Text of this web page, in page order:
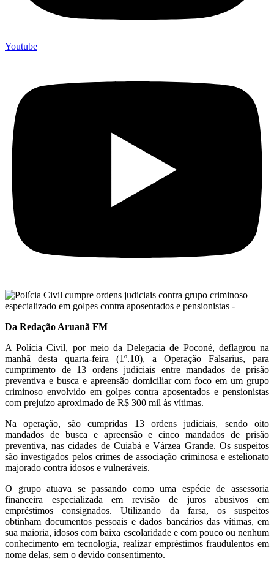
Youtube
Da Redação Aruanã FM
A Polícia Civil, por meio da Delegacia de Poconé, deflagrou na
manhã desta quarta-feira (1º.10), a Operação Falsarius, para
cumprimento de 13 ordens judiciais entre mandados de prisão
preventiva e busca e apreensão domiciliar com foco em um grupo
criminoso envolvido em golpes contra aposentados e pensionistas
com prejuízo aproximado de R$ 300 mil às vítimas.
Na operação, são cumpridas 13 ordens judiciais, sendo oito
mandados de busca e apreensão e cinco mandados de prisão
preventiva, nas cidades de Cuiabá e Várzea Grande. Os suspeitos
são investigados pelos crimes de associação criminosa e estelionato
majorado contra idosos e vulneráveis.
O grupo atuava se passando como uma espécie de assessoria
financeira especializada em revisão de juros abusivos em
empréstimos consignados. Utilizando da farsa, os suspeitos
obtinham documentos pessoais e dados bancários das vítimas, em
sua maioria, idosos com baixa escolaridade e com pouco ou nenhum
conhecimento em tecnologia, realizar empréstimos fraudulentos em
nome delas, sem o devido consentimento.